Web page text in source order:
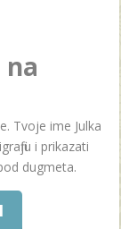
na
Tvoje ime Julka
i prikazati
dugmeta.